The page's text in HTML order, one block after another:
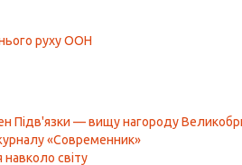
руху ООН
Підв'язки — вищу нагороду
«Современник»
світу